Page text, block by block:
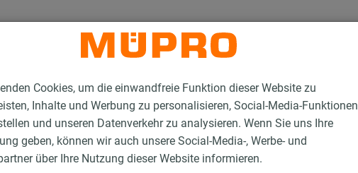
Cookies, um die einwandfreie Funktion dieser Website zu
Inhalte und Werbung zu personalisieren, Social-Media-Funktionen
und unseren Datenverkehr zu analysieren. Wenn Sie uns Ihre
geben, können wir auch unsere Social-Media-, Werbe- und
über Ihre Nutzung dieser Website informieren.
Gewindebügel